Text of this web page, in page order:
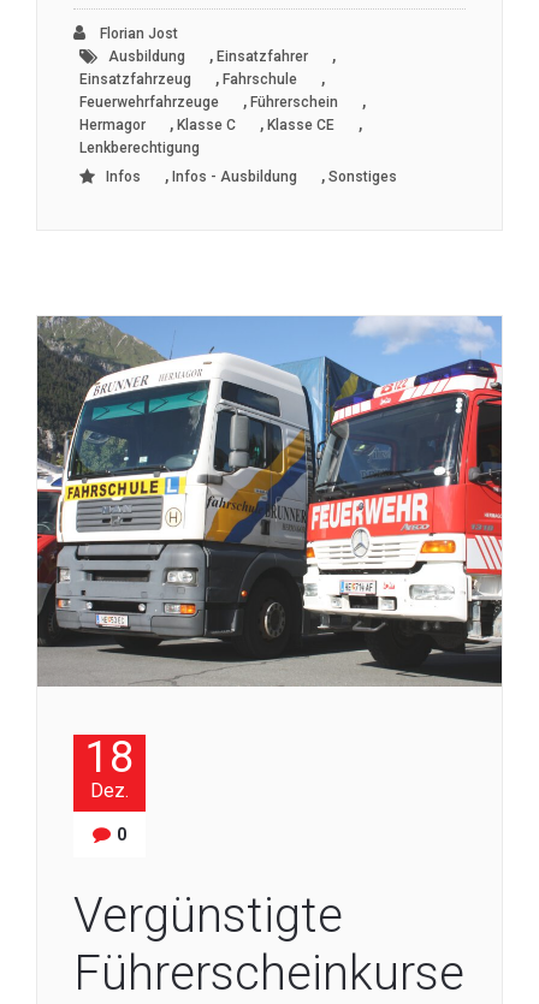
Florian Jost
Ausbildung
, Einsatzfahrer ,
Einsatzfahrzeug , Fahrschule ,
Feuerwehrfahrzeuge , Führerschein ,
Hermagor , Klasse C , Klasse CE ,
Lenkberechtigung
Infos
, Infos - Ausbildung , Sonstiges
18
Dez.
0
Vergünstigte
Führerscheinkurse